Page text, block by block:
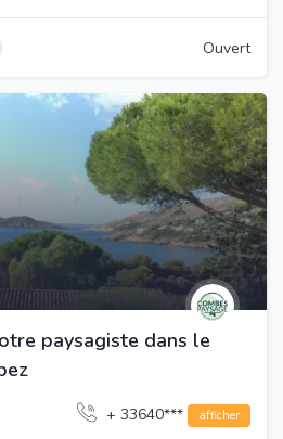
Ouvert
paysagiste dans le
+ 33640*** afficher